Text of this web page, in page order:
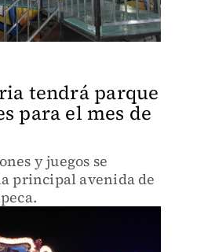
tendrá parque
para el mes de
y juegos se
principal avenida de